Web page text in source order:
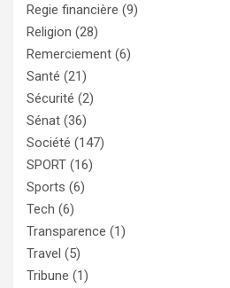
Regie financière (9)
Religion (28)
Remerciement (6)
Santé (21)
Sécurité (2)
Sénat (36)
Société (147)
SPORT (16)
Sports (6)
Tech (6)
Transparence (1)
Travel (5)
Tribune (1)